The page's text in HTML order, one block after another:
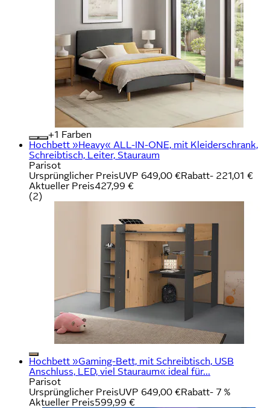
+
Farben
Hochbett »Heavy« ALL-IN-ONE, mit Kleiderschrank,
Schreibtisch, Leiter, Stauraum
Parisot
Ursprünglicher PreisUVP 649,00 €Rabatt- 221,01 €
Aktueller Preis427,99 €
(2)
Hochbett »Gaming-Bett, mit Schreibtisch, USB
Anschluss, LED, viel Stauraum« ideal für...
Parisot
Ursprünglicher PreisUVP 649,00 €Rabatt- 7 %
Aktueller Preis599,99 €